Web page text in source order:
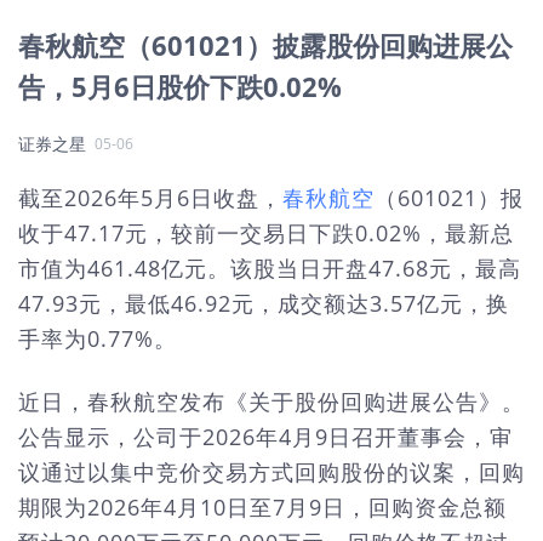
春秋航空（601021）披露股份回购进展公
告，5月6日股价下跌0.02%
证券之星 05-06
截至2026年5月6日收盘， 春秋航空 （601021）报
收于47.17元，较前一交易日下跌0.02%，最新总
市值为461.48亿元。该股当日开盘47.68元，最高
47.93元，最低46.92元，成交额达3.57亿元，换
手率为0.77%。
近日，春秋航空发布《关于股份回购进展公告》。
公告显示，公司于2026年4月9日召开董事会，审
议通过以集中竞价交易方式回购股份的议案，回购
期限为2026年4月10日至7月9日，回购资金总额